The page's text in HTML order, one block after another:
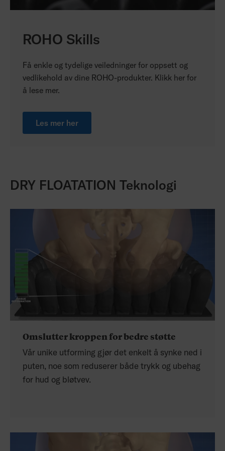
ROHO Skills
Få enkle og tydelige veiledninger for oppsett og
vedlikehold av dine ROHO-produkter. Klikk her for
å lese mer.
Les mer her
DRY FLOATATION Teknologi
Omslutter kroppen for bedre støtte
Vår unike utforming gjør det enkelt å synke ned i
puten, noe som reduserer både trykk og ubehag
for hud og bløtvev.